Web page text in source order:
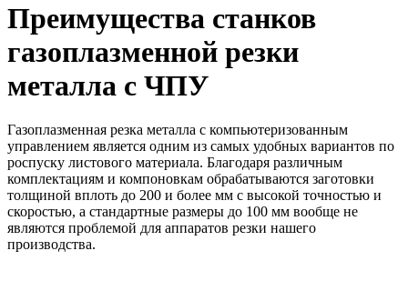
Преимущества станков
газоплазменной резки
металла с ЧПУ
Газоплазменная резка металла с компьютеризованным
управлением является одним из самых удобных вариантов по
роспуску листового материала. Благодаря различным
комплектациям и компоновкам обрабатываются заготовки
толщиной вплоть до 200 и более мм с высокой точностью и
скоростью, а стандартные размеры до 100 мм вообще не
являются проблемой для аппаратов резки нашего
производства.